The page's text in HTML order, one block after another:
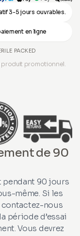
3-5 jours ouvrables.
en ligne
PACKED
produit promotionnel.
de 90
90 jours
même. Si les
contactez-nous
période d’essai
Vous devrez